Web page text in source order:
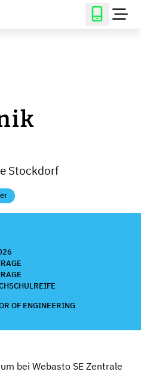
Stockdorf
OF ENGINEERING
bei Webasto SE Zentrale